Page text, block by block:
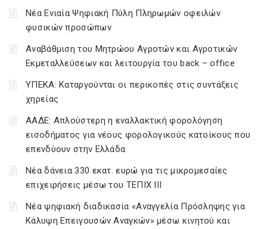
Νέα Ενιαία Ψηφιακή Πύλη Πληρωμών οφειλών
φυσικών προσώπων
Αναβάθμιση του Μητρώου Αγροτών και Αγροτικών
Εκμεταλλεύσεων και λειτουργία του back – office
ΥΠΕΚΑ: Καταργούνται οι περικοπές στις συντάξεις
χηρείας
ΑΑΔΕ: Απλούστερη η εναλλακτική φορολόγηση
εισοδήματος για νέους φορολογικούς κατοίκους που
επενδύουν στην Ελλάδα
Νέα δάνεια 330 εκατ. ευρώ για τις μικρομεσαίες
επιχειρήσεις μέσω του ΤΕΠΙΧ ΙΙΙ
Νέα ψηφιακή διαδικασία «Αναγγελία Πρόσληψης για
Κάλυψη Επειγουσών Αναγκών» μέσω κινητού και